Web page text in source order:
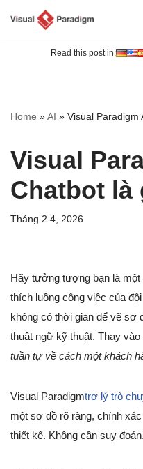
Read this post in:
Home »AI » Visual Paradigm
Visual
Chatbot là
Tháng 2 4, 2026
Hãy tưởng tượng bạn là một
thích luồng công việc của
không có thời gian để vẽ sơ
thuật ngữ kỹ thuật. Thay vào
tuần tự về cách một khách
Visual Paradigmtrợ lý trò
một sơ đồ rõ ràng, chính
thiết kế. Không cần suy